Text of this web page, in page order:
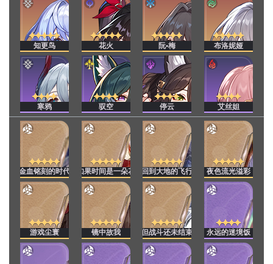
知更鸟 花火 阮•梅 布洛妮娅
寒鸦 驭空 停云 艾丝妲
金血铭刻的时代 如果时间是一朵花 回到大地的飞行 夜色流光溢彩
游戏尘寰 镜中故我 但战斗还未结束 永远的迷境饭